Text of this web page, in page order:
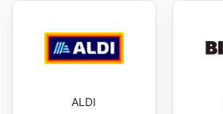
ALDI